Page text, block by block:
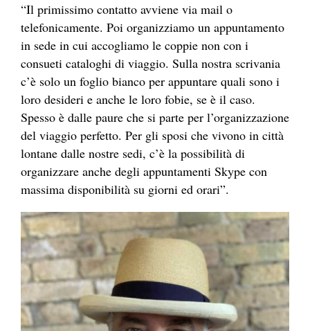
“Il primissimo contatto avviene via mail o
telefonicamente. Poi organizziamo un appuntamento
in sede in cui accogliamo le coppie non con i
consueti cataloghi di viaggio. Sulla nostra scrivania
c’è solo un foglio bianco per appuntare quali sono i
loro desideri e anche le loro fobie, se è il caso.
Spesso è dalle paure che si parte per l’organizzazione
del viaggio perfetto. Per gli sposi che vivono in città
lontane dalle nostre sedi, c’è la possibilità di
organizzare anche degli appuntamenti Skype con
massima disponibilità su giorni ed orari”.